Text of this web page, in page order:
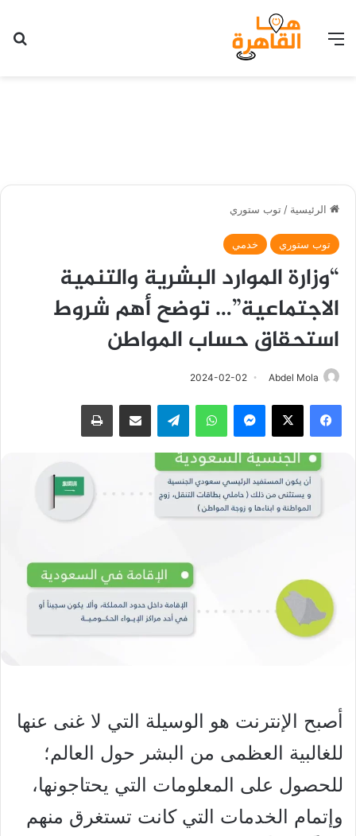
القائمة
الرئيسية / توب ستوري
توب ستوري خدمي
“وزارة الموارد البشرية والتنمية
الاجتماعية”… توضح أهم شروط
استحقاق حساب المواطن
Abdel Mola
2024-02-02
فيسبوك ‫X ماسنجر واتساب تيلقرام مشاركة عبر البريد طباعة
أصبح الإنترنت هو الوسيلة التي لا غنى عنها
للغالبية العظمى من البشر حول العالم؛
للحصول على المعلومات التي يحتاجونها،
وإتمام الخدمات التي كانت تستغرق منهم